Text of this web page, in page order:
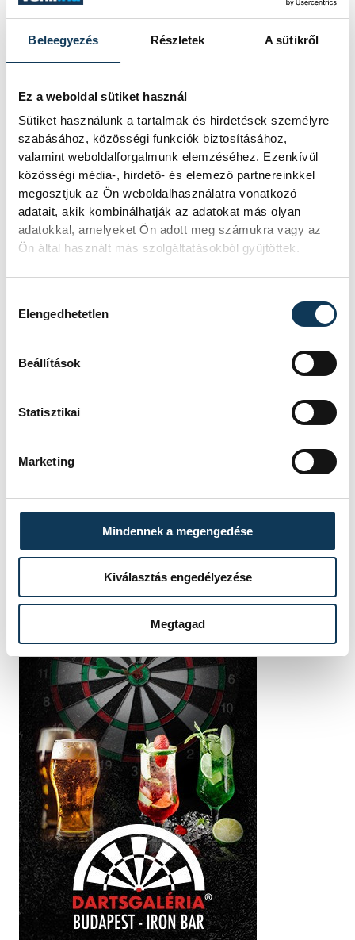
Beleegyezés Részletek A sütikről
Ez a weboldal sütiket használ
Sütiket használunk a tartalmak és hirdetések személyre
szabásához, közösségi funkciók biztosításához,
valamint weboldalforgalmunk elemzéséhez. Ezenkívül
közösségi média-, hirdető- és elemező partnereinkkel
megosztjuk az Ön weboldalhasználatra vonatkozó
adatait, akik kombinálhatják az adatokat más olyan
adatokkal, amelyeket Ön adott meg számukra vagy az
Ön által használt más szolgáltatásokból gyűjtöttek.
Elengedhetetlen
Beállítások
Statisztikai
Marketing
Mindennek a megengedése
Kiválasztás engedélyezése
Megtagad
vehir.hu
Események
SOROZAT FÉRFI KÉZILABDA VB-
HAZAI
MAGYARORSZÁG
IDŐPONT
RÉSZLETEK